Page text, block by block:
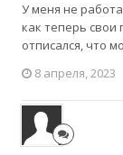
У меня не
как теперь
отписался, что
8 апреля, 2023